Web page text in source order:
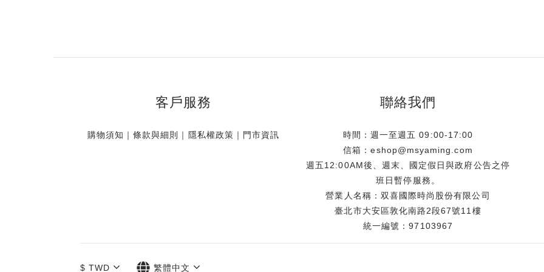
客戶服務
購物須知 ｜條款與細則 ｜ 隱私權政策 ｜ 門市資訊
聯絡我們
時間：週一至週五 09:00-17:00
信箱：eshop@msyaming.com
週五12:00AM後、週末、國定假日與政府公告之停
班日暫停服務。
營業人名稱：双喜國際時尚股份有限公司
臺北市大安區敦化南路2段67號11樓
統一編號：97103967
$ TWD 繁體中文